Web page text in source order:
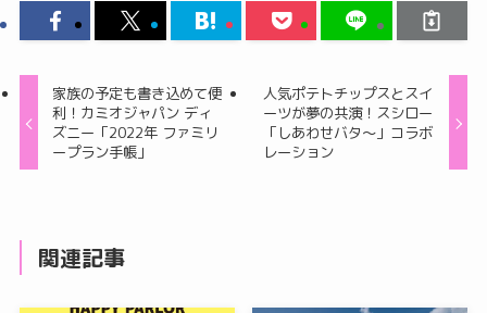
家族の予定も書き込めて便
利！カミオジャパン ディ
ズニー「2022年 ファミリ
ープラン手帳」
人気ポテトチップスとスイ
ーツが夢の共演！スシロー
「しあわせバタ～」コラボ
レーション
関連記事